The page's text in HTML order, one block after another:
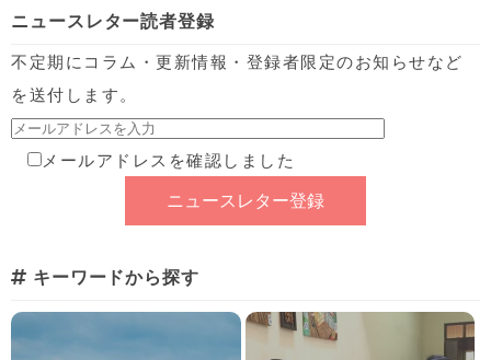
ニュースレター読者登録
不定期にコラム・更新情報・登録者限定のお知らせなど
を送付します。
メールアドレスを確認しました
キーワードから探す